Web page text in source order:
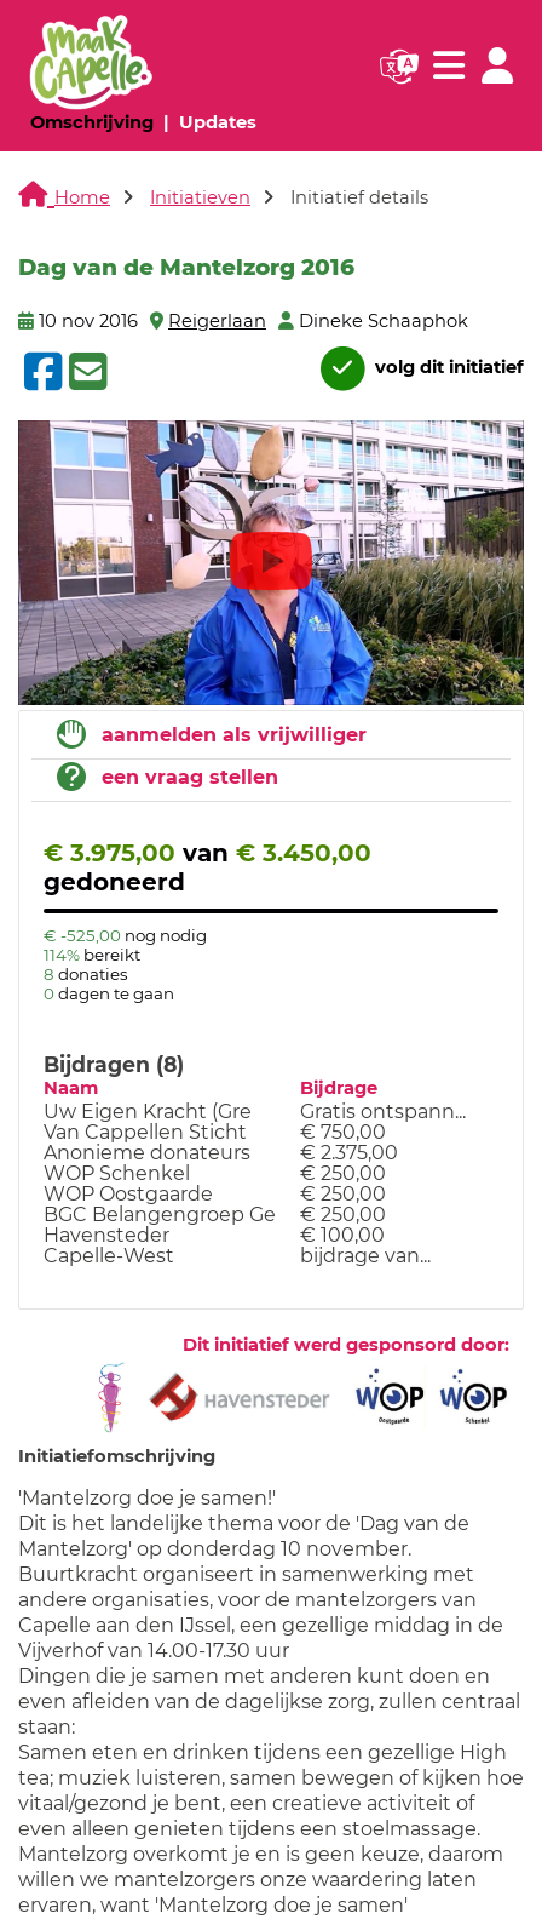
Omschrijving(huidige pagina)
Updates(huidige pagina)
Navigatie
Home Initiatieven Initiatief details
Dag van de Mantelzorg 2016
10 nov 2016 Reigerlaan Dineke Schaaphok
volg dit initiatief
aanmelden als vrijwilliger
een vraag stellen
€ 3.975,00 van € 3.450,00
gedoneerd
€ -525,00 nog nodig
114% bereikt
8 donaties
0 dagen te gaan
Bijdragen (8)
Naam Bijdrage
Uw Eigen Kracht (Gre Gratis ontspann...
Van Cappellen Sticht
€ 750,00
Anonieme donateurs
€ 2.375,00
WOP Schenkel
€ 250,00
WOP Oostgaarde
€ 250,00
BGC Belangengroep Ge
€ 250,00
Havensteder
€ 100,00
Capelle-West
bijdrage van...
Dit initiatief werd gesponsord door:
Initiatiefomschrijving
'Mantelzorg doe je samen!'
Dit is het landelijke thema voor de 'Dag van de
Mantelzorg' op donderdag 10 november.
Buurtkracht organiseert in samenwerking met
andere organisaties, voor de mantelzorgers van
Capelle aan den IJssel, een gezellige middag in de
Vijverhof van 14.00-17.30 uur
Dingen die je samen met anderen kunt doen en
even afleiden van de dagelijkse zorg, zullen centraal
staan:
Samen eten en drinken tijdens een gezellige High
tea; muziek luisteren, samen bewegen of kijken hoe
vitaal/gezond je bent, een creatieve activiteit of
even alleen genieten tijdens een stoelmassage.
Mantelzorg overkomt je en is geen keuze, daarom
willen we mantelzorgers onze waardering laten
ervaren, want 'Mantelzorg doe je samen'